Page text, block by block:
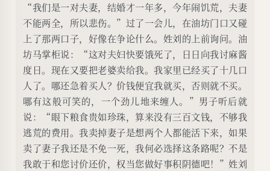
“我们是一对夫妻，结婚才一年多，今年闹饥荒，夫妻
不能两全，所以悲伤。”过了一会儿，在油坊门口又碰
上了那两口子，好像在争论什么。姓刘的上前询问。油
坊马掌柜说：“这对夫妇快要饿死了，日日向我讨麻酱
度日。现在又要把老婆卖给我。我家里已经买了十几口
人了。哪还急着买人？价钱便宜我就买，否则就不买。
哪有这般可笑的，一个劲儿地来缠人。”男子听后就
说：“眼下粮食贵如珍珠，算来没有三百文钱，不够我
逃荒的费用。我卖掉妻子是想两个人都能活下来，如果
卖了妻子我还是不免一死，我何必选择这条路呢？不是
我敢于和您讨价还价，权当您做好事积阴德吧！”姓刘